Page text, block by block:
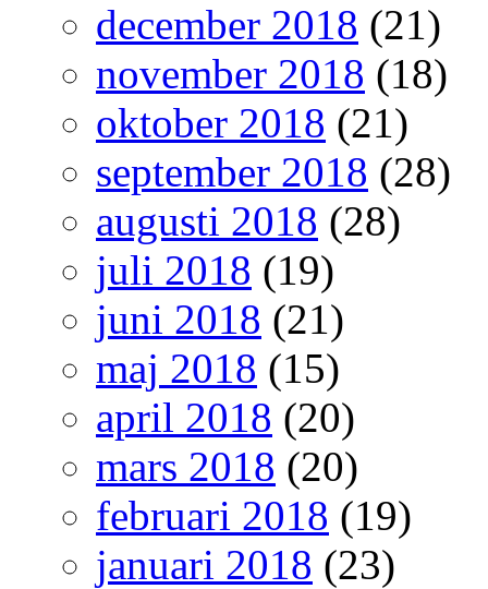
december 2018 (21)
november 2018 (18)
oktober 2018 (21)
september 2018 (28)
augusti 2018 (28)
juli 2018 (19)
juni 2018 (21)
maj 2018 (15)
april 2018 (20)
mars 2018 (20)
februari 2018 (19)
januari 2018 (23)